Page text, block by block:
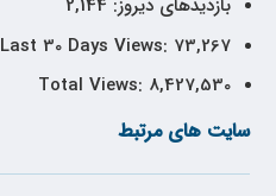
بازدیدهای دیروز: 2,144
Last 30 Days Views: 73,267
Total Views: 8,427,530
سایت های مرتبط